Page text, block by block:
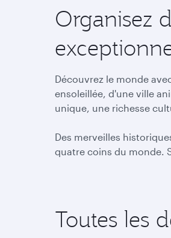
Organisez
Découvrez le monde
ensoleillée, d'une ville
unique, une richesse
Des merveilles
quatre coins du monde.
Toutes les